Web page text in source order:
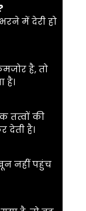
में देरी हो
है, तो
है।
तत्वों की
देती है।
नहीं पहुंच